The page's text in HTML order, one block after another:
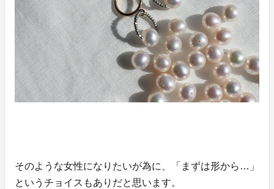
そのような女性になりたいが為に、「まずは形から…」
というチョイスもありだと思います。